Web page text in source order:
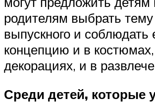
родителям выбрать
выпускного и соблюдать
концепцию и в
декорациях, и в
Среди детей, которые